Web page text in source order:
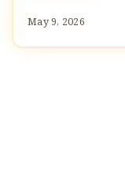
May 9, 2026